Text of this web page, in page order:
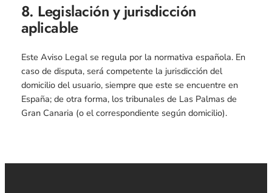
8. Legislación y jurisdicción
aplicable
Este Aviso Legal se regula por la normativa española. En
caso de disputa, será competente la jurisdicción del
domicilio del usuario, siempre que este se encuentre en
España; de otra forma, los tribunales de Las Palmas de
Gran Canaria (o el correspondiente según domicilio).